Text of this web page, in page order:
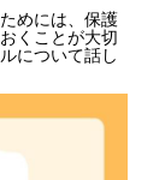
めには、保護
くことが大切
について話し